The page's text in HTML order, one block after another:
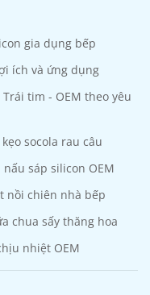
gia dụng bếp
ích và ứng dụng
tim - OEM theo yêu
socola rau câu
sáp silicon OEM
nồi chiên nhà bếp
chua sấy thăng hoa
nhiệt OEM